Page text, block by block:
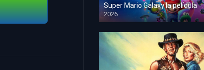
Super Mario Galaxy la película
2026
HD 1080p